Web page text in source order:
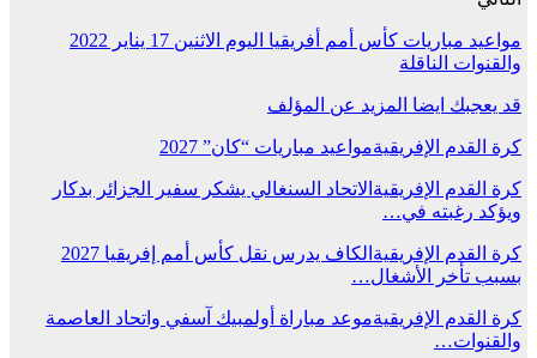
مواعيد مباريات كأس أمم أفريقيا اليوم الاثنين 17 يناير 2022
والقنوات الناقلة
قد يعجبك ايضا المزيد عن المؤلف
كرة القدم الإفريقيةمواعيد مباريات “كان” 2027
كرة القدم الإفريقية الاتحاد السنغالي يشكر سفير الجزائر بدكار
ويؤكد رغبته في…
كرة القدم الإفريقية
الكاف يدرس نقل كأس أمم إفريقيا 2027
بسبب تأخر الأشغال…
كرة القدم الإفريقيةموعد مباراة أولمبيك آسفي واتحاد العاصمة
والقنوات…